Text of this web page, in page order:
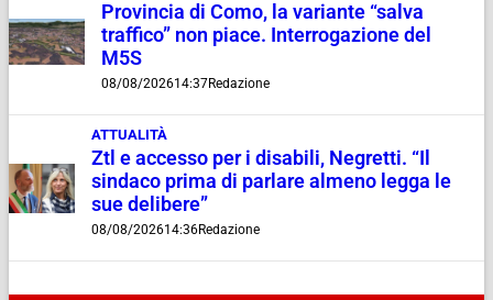
Provincia di Como, la variante “salva
traffico” non piace. Interrogazione del
M5S
08/08/202614:37Redazione
ATTUALITÀ
Ztl e accesso per i disabili, Negretti. “Il
sindaco prima di parlare almeno legga le
sue delibere”
08/08/202614:36Redazione